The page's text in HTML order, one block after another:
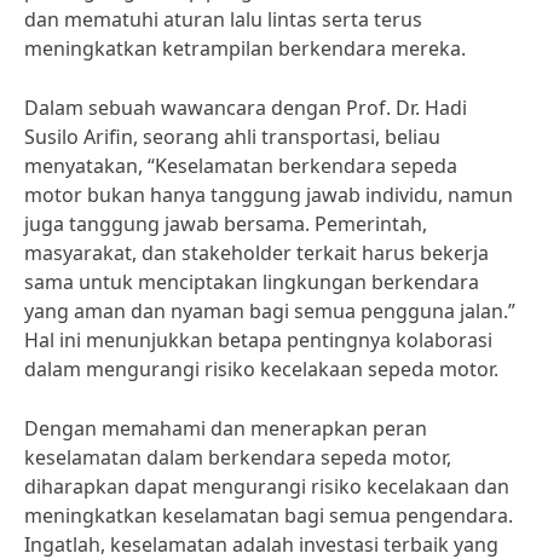
dan mematuhi aturan lalu lintas serta terus
meningkatkan ketrampilan berkendara mereka.
Dalam sebuah wawancara dengan Prof. Dr. Hadi
Susilo Arifin, seorang ahli transportasi, beliau
menyatakan, “Keselamatan berkendara sepeda
motor bukan hanya tanggung jawab individu, namun
juga tanggung jawab bersama. Pemerintah,
masyarakat, dan stakeholder terkait harus bekerja
sama untuk menciptakan lingkungan berkendara
yang aman dan nyaman bagi semua pengguna jalan.”
Hal ini menunjukkan betapa pentingnya kolaborasi
dalam mengurangi risiko kecelakaan sepeda motor.
Dengan memahami dan menerapkan peran
keselamatan dalam berkendara sepeda motor,
diharapkan dapat mengurangi risiko kecelakaan dan
meningkatkan keselamatan bagi semua pengendara.
Ingatlah, keselamatan adalah investasi terbaik yang